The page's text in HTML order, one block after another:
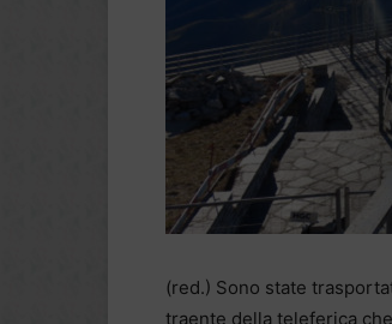
(red.) Sono state
traente della teleferica